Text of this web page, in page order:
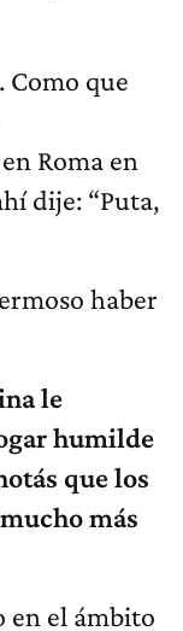
Como que
Roma en
dije: “Puta,
haber
le
humilde
que los
más
en el ámbito